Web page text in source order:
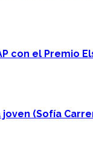
con el Premio
(Sofía